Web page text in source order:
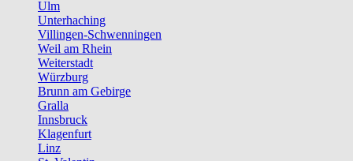
Ulm
Unterhaching
Villingen-Schwenningen
Weil am Rhein
Weiterstadt
Würzburg
Brunn am Gebirge
Gralla
Innsbruck
Klagenfurt
Linz